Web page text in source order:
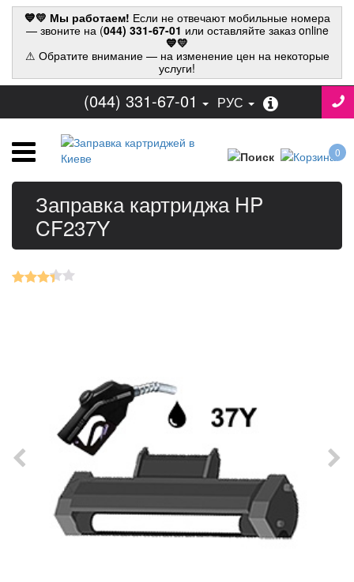
💙💛 Мы работаем! Если не отвечают мобильные номера
— звоните на (044) 331-67-01 или оставляйте заказ online
💙💛
⚠ Обратите внимание — на изменение цен на некоторые
услуги!
(044) 331-67-01 РУС
0
Заправка картриджа HP
CF237Y